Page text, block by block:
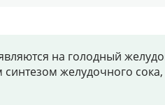
на голодный
желудочного